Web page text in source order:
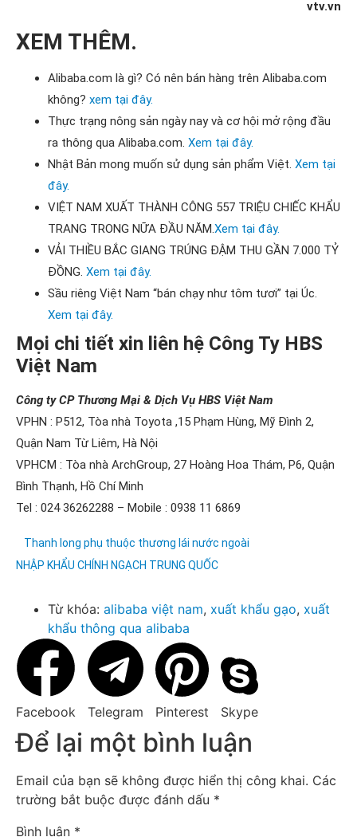
vtv.vn
XEM THÊM.
Alibaba.com là gì? ​​​​​Có nên bán hàng trên Alibaba.com
không? xem tại đây.
Thực trạng nông sản ngày nay và cơ hội mở rộng đầu
ra thông qua Alibaba.com. Xem tại đây.
Nhật Bản mong muốn sử dụng sản phẩm Việt. Xem tại
đây.
VIỆT NAM XUẤT THÀNH CÔNG 557 TRIỆU CHIẾC KHẨU
TRANG TRONG NỮA ĐẦU NĂM.Xem tại đây.
VẢI THIỀU BẮC GIANG TRÚNG ĐẬM THU GẦN 7.000 TỶ
ĐỒNG. Xem tại đây.
Sầu riêng Việt Nam “bán chạy như tôm tươi” tại Úc.
Xem tại đây.
Mọi chi tiết xin liên hệ Công Ty HBS
Việt Nam
Công ty CP Thương Mại & Dịch Vụ HBS Việt Nam
VPHN : P512, Tòa nhà Toyota ,15 Phạm Hùng, Mỹ Đình 2,
Quận Nam Từ Liêm, Hà Nội
VPHCM : Tòa nhà ArchGroup, 27 Hoàng Hoa Thám, P6, Quận
Bình Thạnh, Hồ Chí Minh
Tel : 024 36262288 – Mobile : 0938 11 6869
Thanh long phụ thuộc thương lái nước ngoài
NHẬP KHẨU CHÍNH NGẠCH TRUNG QUỐC
Từ khóa: alibaba việt nam, xuất khẩu gạo, xuất
khẩu thông qua alibaba
Facebook Telegram Pinterest Skype
Để lại một bình luận
Email của bạn sẽ không được hiển thị công khai. Các
trường bắt buộc được đánh dấu *
Bình luận *